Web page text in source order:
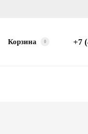
Корзина 0 +7